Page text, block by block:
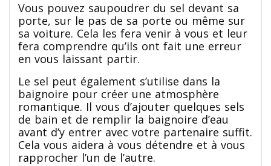
Vous pouvez saupoudrer du sel devant sa
porte, sur le pas de sa porte ou même sur
sa voiture. Cela les fera venir à vous et leur
fera comprendre qu’ils ont fait une erreur
en vous laissant partir.
Le sel peut également s’utilise dans la
baignoire pour créer une atmosphère
romantique. Il vous d’ajouter quelques sels
de bain et de remplir la baignoire d’eau
avant d’y entrer avec votre partenaire suffit.
Cela vous aidera à vous détendre et à vous
rapprocher l’un de l’autre.